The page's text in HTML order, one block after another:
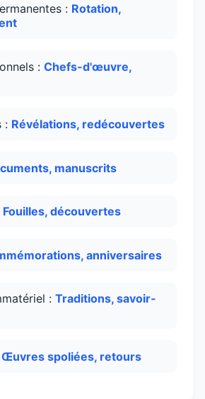
: Rotation,
: Chefs-d'œuvre,
: Révélations, redécouvertes
manuscrits
Fouilles, découvertes
anniversaires
: Traditions, savoir-
Œuvres spoliées, retours